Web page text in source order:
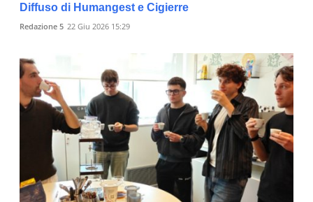
Diffuso di Humangest e Cigierre
Redazione 5 22 Giu 2026 15:29